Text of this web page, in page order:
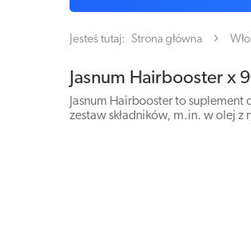
Jesteś tutaj: Strona główna
Jasnum Hairbooster x
Jasnum Hairbooster to
zestaw składników, m.in. w olej z